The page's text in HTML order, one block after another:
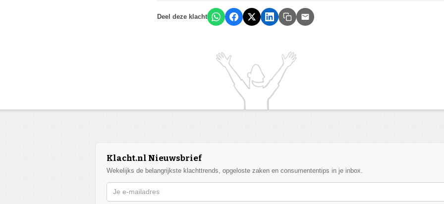
Deel deze klacht
Klacht.nl Nieuwsbrief
Wekelijks de belangrijkste klachttrends, opgeloste zaken en consumententips in je inbox.